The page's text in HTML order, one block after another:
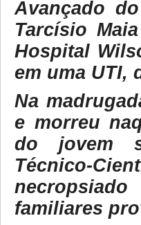
Avançado
Tarcísio
Hospital
em uma UTI,
Na
e morreu
do jovem
Técnico-
familiares